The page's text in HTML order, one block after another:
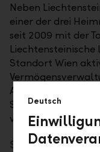
Neben
einer der drei
seit 2009 mit der
Liechtensteinische
Standort Wien
Ausbauschritt hat
Semper
von 100 Prozent
Stärkung des
Deutsch